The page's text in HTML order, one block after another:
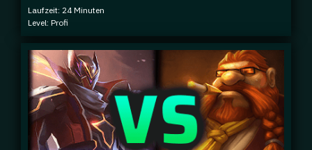
Laufzeit: 24 Minuten
Level: Profi